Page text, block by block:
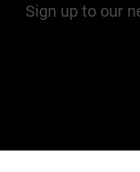
Sign up to our